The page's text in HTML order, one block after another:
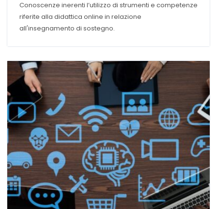
CONTINUA E NEI CONTESTI PROFESSIONALI
Conoscenze inerenti l’utilizzo di strumenti e competenze
riferite alla didattica online in relazione
all'insegnamento di sostegno.